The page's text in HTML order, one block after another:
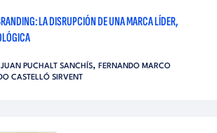
LA DISRUPCIÓN DE UNA MARCA LÍDER,
JUAN PUCHALT SANCHÍS, FERNANDO MARCO
CASTELLÓ SIRVENT